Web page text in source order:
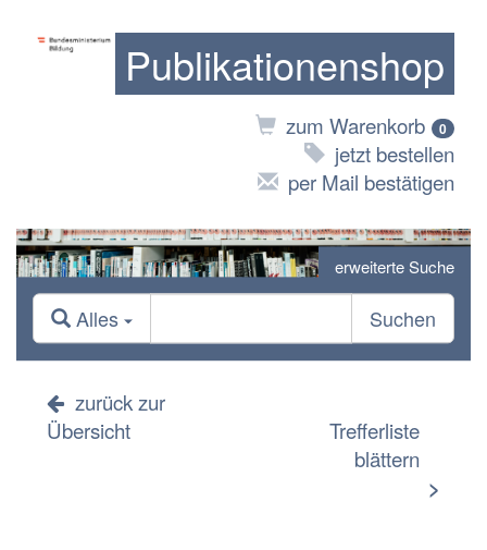
Publikationenshop
zum Warenkorb 0
jetzt bestellen
per Mail bestätigen
erweiterte Suche
Alles Suchen
zurück zur
Übersicht
Trefferliste
blättern
>